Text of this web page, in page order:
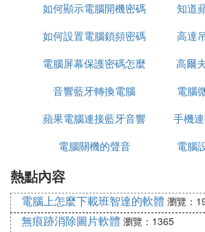
中，首先是以"administrator"默認登
創建一個新賬戶，以便進入
會出現創建的這個用戶賬號，不會
r"，但實際上該"administrator"賬號
密碼為空。
ndowsXP，在啟動畫面出現後的
擇"帶命令行的安全模式"運行。2、
系統列出了超級用戶administrator和
的選擇菜單，滑鼠點擊administrator
式。
如何顯示電腦開機密碼
知道
如何設置電腦鎖頻密碼
高達
電腦屏幕保護密碼怎麼
解碼
高爾
音響藍牙轉換電腦
電腦
蘋果電腦連接藍牙音響
卻用不了
手機
電腦關機的聲音
電腦
熱點內容
電腦上怎麼下載班智達的軟體 瀏覽：
無痕跡消除圖片軟體 瀏覽：1365